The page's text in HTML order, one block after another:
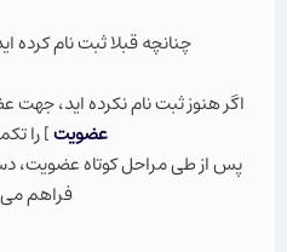
چنانچه قبلا ثبت نام كرده
اگر هنوز ثبت نام نكرده ايد،
عضویت] را
پس از طی مراحل کوتاه عضویت،
فراهم